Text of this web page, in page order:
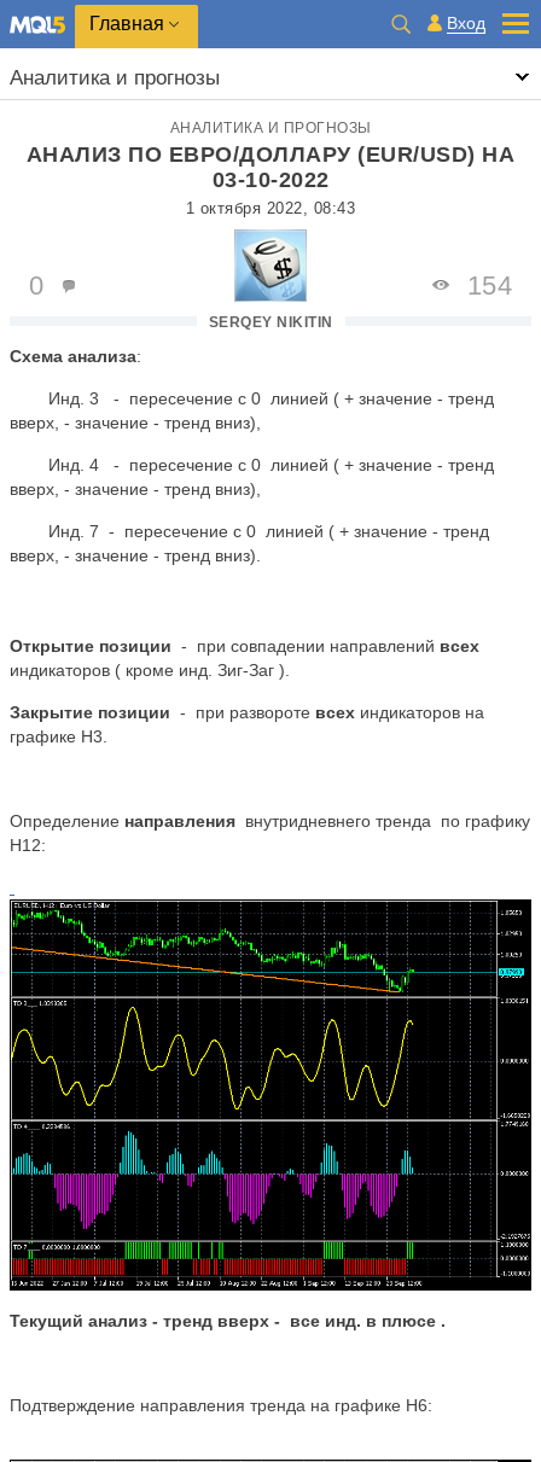
Главная Вход
Аналитика и прогнозы
АНАЛИТИКА И ПРОГНОЗЫ
АНАЛИЗ ПО ЕВРО/ДОЛЛАРУ (EUR/USD) НА
03-10-2022
1 октября 2022, 08:43
SERQEY NIKITIN
0 154
Схема анализа:
Инд. 3 - пересечение с 0 линией ( + значение - тренд
вверх, - значение - тренд вниз),
Инд. 4 - пересечение с 0 линией ( + значение - тренд
вверх, - значение - тренд вниз),
Инд. 7 - пересечение с 0 линией ( + значение - тренд
вверх, - значение - тренд вниз).
Открытие позиции - при совпадении направлений всех
индикаторов ( кроме инд. Зиг-Заг ).
Закрытие позиции - при развороте всех индикаторов на
графике Н3.
Определение направления внутридневнего тренда по графику
Н12:
Текущий анализ - тренд вверх - все инд. в плюсе .
Подтверждение направления тренда на графике Н6: